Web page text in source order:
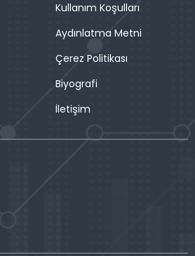
Kullanım Koşulları
Aydınlatma Metni
Çerez Politikası
Biyografi
İletişim